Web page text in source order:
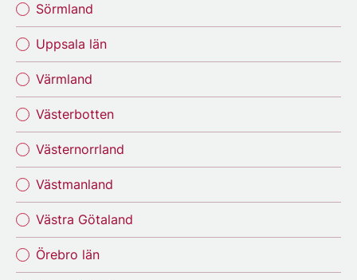
Sörmland
Uppsala län
Värmland
Västerbotten
Västernorrland
Västmanland
Västra Götaland
Örebro län